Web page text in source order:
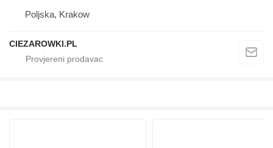
Poljska, Krakow
CIEZAROWKI.PL